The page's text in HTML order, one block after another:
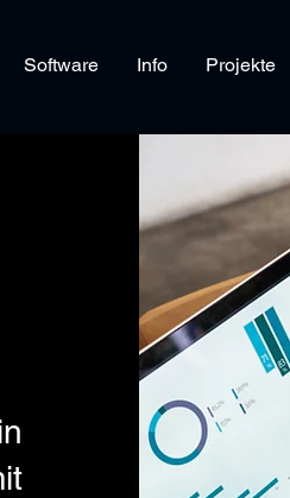
Software Info Projekte